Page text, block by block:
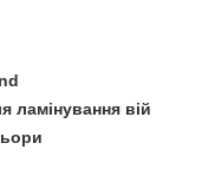
ламінування вій